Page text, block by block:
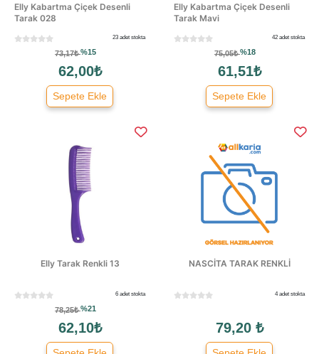
Elly Kabartma Çiçek Desenli
Tarak 028
23 adet stokta
73,17₺%15
62,00₺
Sepete Ekle
Elly Kabartma Çiçek Desenli
Tarak Mavi
42 adet stokta
75,05₺%18
61,51₺
Sepete Ekle
Elly Tarak Renkli 13
6 adet stokta
78,25₺%21
62,10₺
NASCİTA TARAK RENKLİ
4 adet stokta
79,20 ₺